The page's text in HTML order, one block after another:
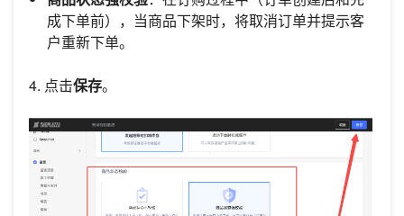
成下单前），当商品下架时，将取消订单并提示客
户重新下单。
4. 点击保存。